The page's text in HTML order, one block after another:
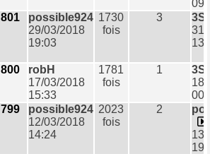
801
possible924
29/03/2018
19:03
1730
fois
3
31/
800
robH
17/03/2018
15:33
1781
fois
1
18/
799
possible924
12/03/2018
14:24
2023
fois
2
13/